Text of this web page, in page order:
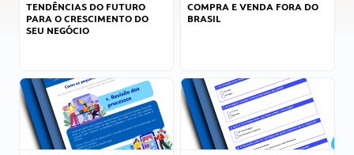
TENDÊNCIAS DO FUTURO
PARA O CRESCIMENTO DO
SEU NEGÓCIO
COMPRA E VENDA FORA DO
BRASIL